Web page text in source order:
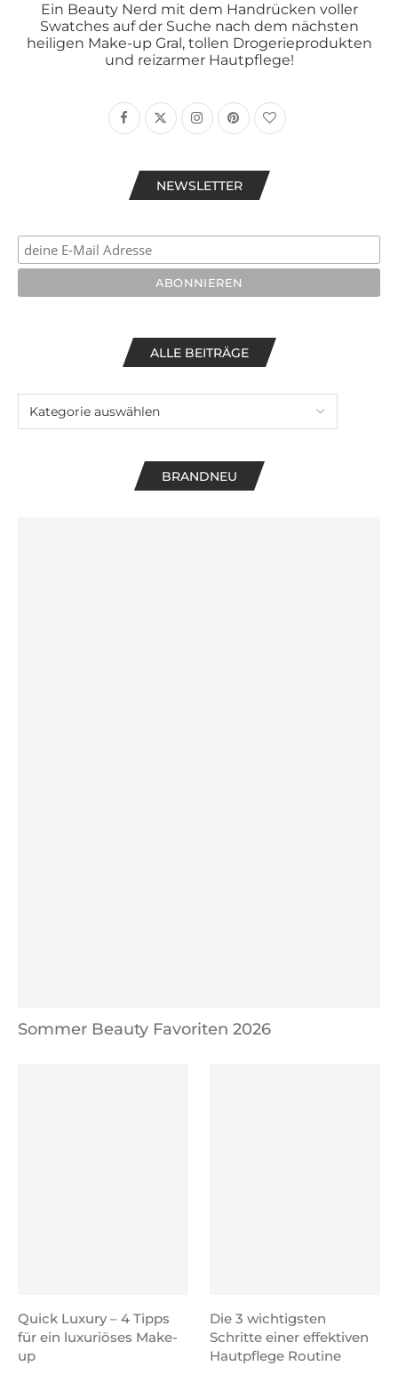
Ein Beauty Nerd mit dem Handrücken voller
Swatches auf der Suche nach dem nächsten
heiligen Make-up Gral, tollen Drogerieprodukten
und reizarmer Hautpflege!
NEWSLETTER
ALLE BEITRÄGE
BRANDNEU
Sommer Beauty Favoriten 2026
Quick Luxury – 4 Tipps
für ein luxuriöses Make-
up
Die 3 wichtigsten
Schritte einer effektiven
Hautpflege Routine